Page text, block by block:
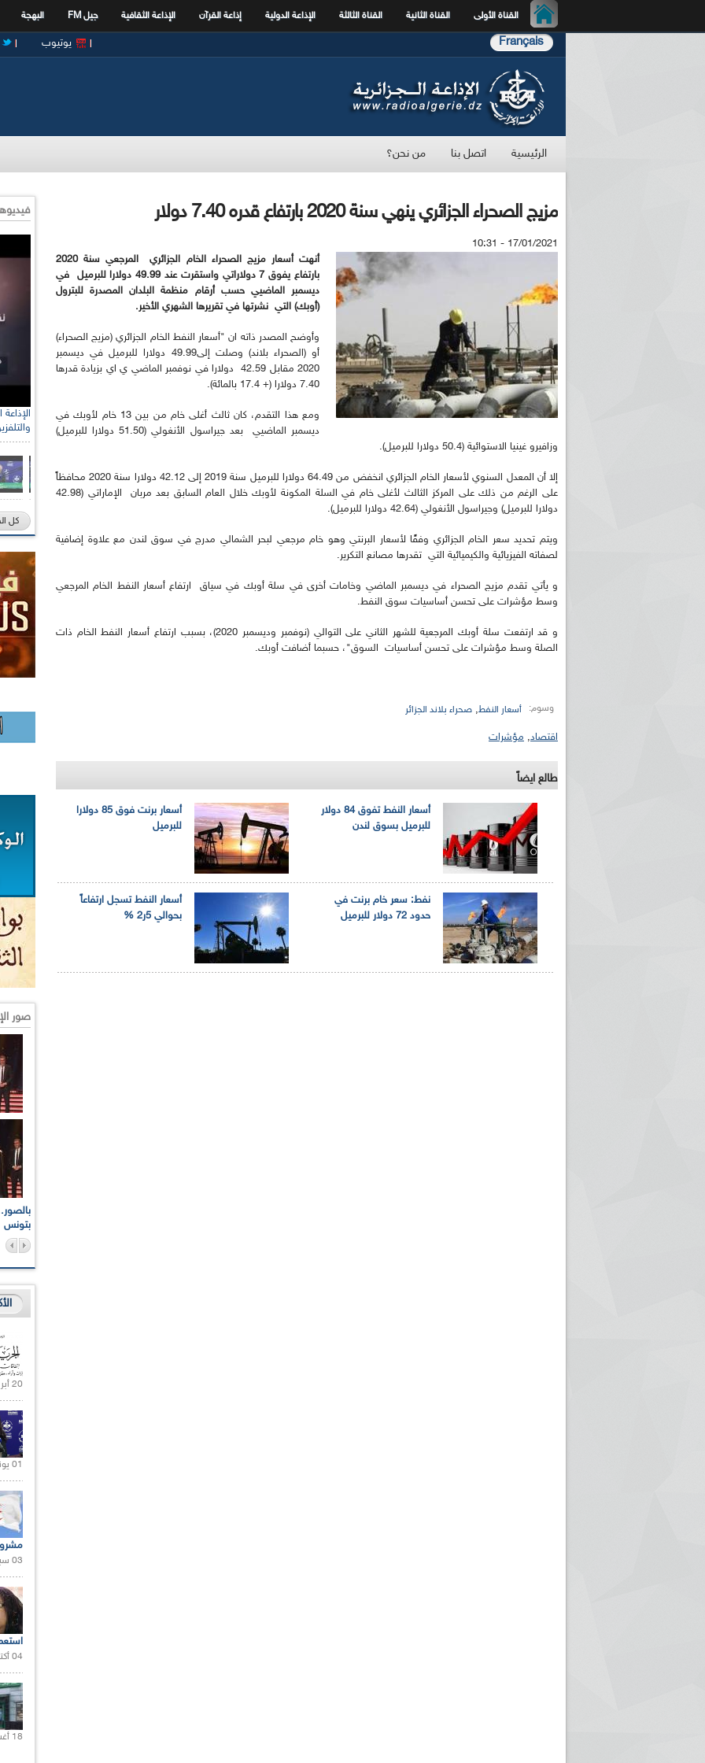
القناة الأولى القناة الثانية القناة الثالثة الإذاعة الدولية إذاعة القرآن الإذاعة الثقافية جيل FM البهجة
Français يوتيوب
الرئيسية اتصل بنا من نحن؟
مزيج الصحراء الجزائري ينهي سنة 2020 بارتفاع قدره 7.40 دولار
17/01/2021 - 10:31
أنهت أسعار مزيج الصحرا
ء الخام الجزائري المرجعي سنة 2020
بارتفاع يفوق 7 دولاراتي واستقرت عند
49.99 دولارا للبرميل في
ديسمبر الماضيي حسب أرقام منظمة البلدان المصدرة للبترول
(أوبك) التي نشرتها في تقريرها الشهري الأخير.
وأوضح المصدر ذاته ان "أسعار النفط الخام الجزائري (مزيج الصحراء)
أو (الصحراء بلاند) وصلت إلى49.99 دولارا للبرميل في ديسمبر
2020 مقابل 42.59 دولارا في نوفمبر الماضي ي اي بزيادة قدرها
7.40 دولارا (+ 17.4 بالمائة).
ومع هذا التقدم، كان ثالث أغلى خام من بين 13 خام لأوبك في
ديسمبر الماضيي بعد جيراسول الأنغولي (51.50 دولارا للبرميل)
وزافيرو غينيا الاستوائية (50.4 دولارا للبرميل).
إلا أن المعدل السنوي لأسعار الخام الجزائري انخفض من 64.49 دولارا للبرميل سنة 2019 إلى 42.12 دولارا سنة 2020 محافظاً
على الرغم من ذلك على المركز الثالث لأغلى خام في السلة المكونة لأوبك خلال العام السابق بعد مربان الإماراتي (42.98
دولارا للبرميل) وجيراسول الأنغولي (42.64 دولارا للبرميل).
ويتم تحديد سعر الخام الجزائري وفقًا لأسعار البرنتي وهو خام مرجعي لبحر الشمالي مدرج في سوق لندن مع علاوة إضافية
لصفاته الفيزيائية والكيميائية التي تقدرها مصانع التكرير.
و يأتي تقدم مزيج الصحراء في ديسمبر الماضي وخامات أخرى في سلة أوبك في سياق ارتفاع أسعار النفط الخام المرجعي
وسط مؤشرات على تحسن أساسيات سوق النفط.
و قد ارتفعت سلة أوبك المرجعية للشهر الثاني على التوالي (نوفمبر وديسمبر 2020)، بسبب ارتفاع أسعار النفط الخام ذات
الصلة وسط مؤشرات على تحسن أساسيات السوق"، حسبما أضافت أوبك.
وسوم: أسعار النفط, صحراء بلاند الجزائر
اقتصاد, مؤشرات
طالع ايضاً
أسعار برنت فوق 85 دولارا
للبرميل
أسعار النفط تفوق 84 دولار
للبرميل بسوق لندن
أسعار النفط تسجل ارتفاعاً
بحوالي 5ر2 %
نفط: سعر خام برنت في
حدود 72 دولار للبرميل
كل
صور
بتونس
20 أبريل 2021 |
01 يونيو 2021 |
03 سبتمبر 2020 |
04 أكتوبر 2020 |
18 أغسطس 2020 |